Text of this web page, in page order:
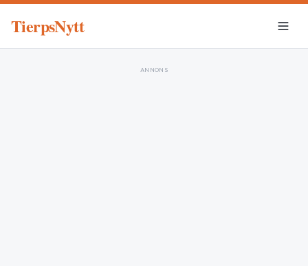
TierpsNytt
ANNONS